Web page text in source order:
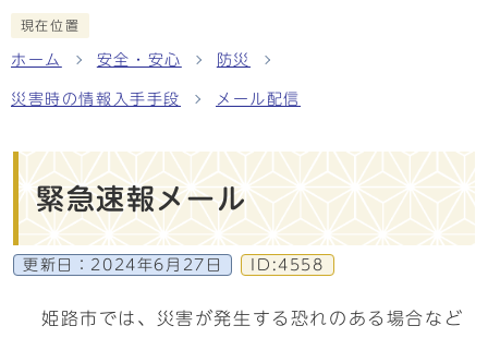
現在位置
ホーム 安全・安心 防災
災害時の情報入手手段 メール配信
緊急速報メール
更新日： 2024年6月27日 ID:4558
姫路市では、災害が発生する恐れのある場合など